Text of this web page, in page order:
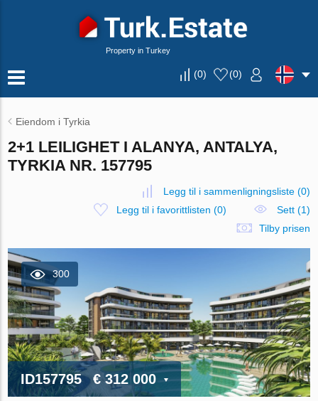
Property in Turkey
(0) (0)
Eiendom i Tyrkia
2+1 LEILIGHET I ALANYA, ANTALYA,
TYRKIA NR. 157795
Legg til i sammenligningsliste(0)
Legg til i favorittlisten (0)
Sett (1)
Tilby prisen
300
ID157795 € 312 000